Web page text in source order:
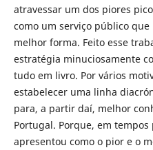
atravessar um dos piores
como um serviço público
melhor forma. Feito esse
estratégia minuciosamente
tudo em livro. Por vários
estabelecer uma linha
para, a partir daí, melhor
Portugal. Porque, em
apresentou como o pior e o